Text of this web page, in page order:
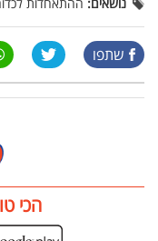
נושאים: ההתאחדות
שתפו
הכי